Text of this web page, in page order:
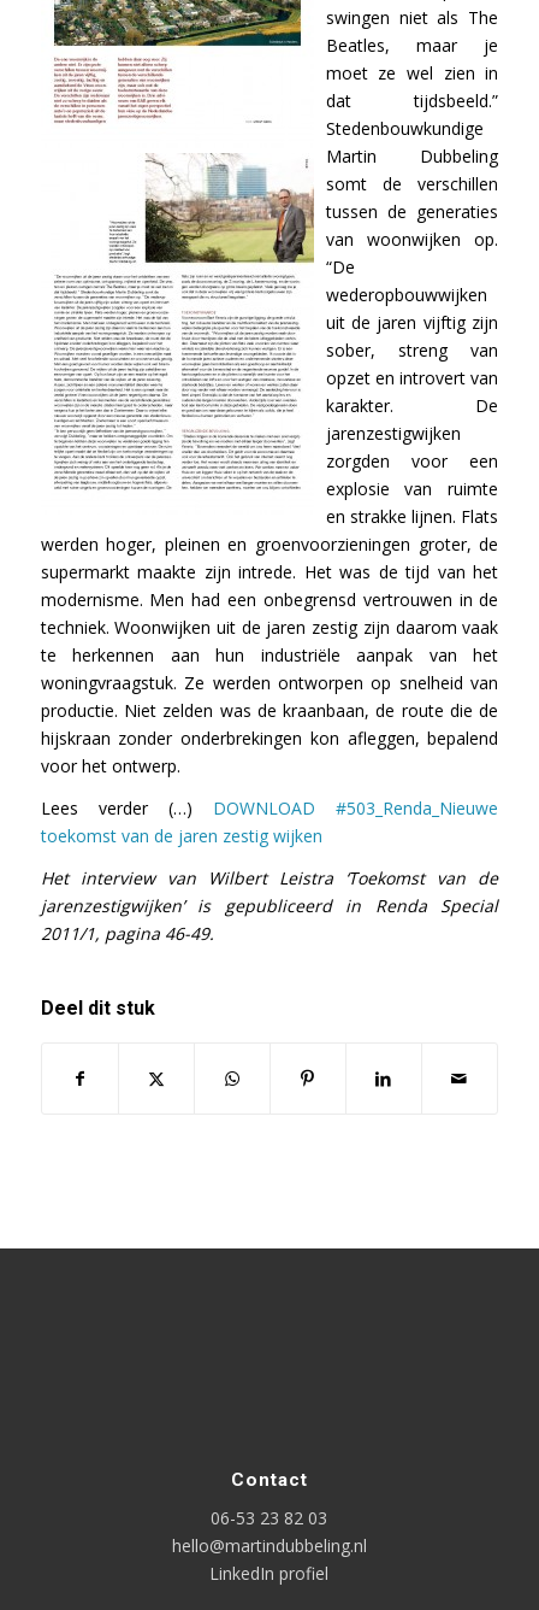
swingen niet als The
Beatles, maar je
moet ze wel zien in
dat tijdsbeeld.”
Stedenbouwkundige
Martin Dubbeling
somt de verschillen
tussen de generaties
van woonwijken op.
“De
wederopbouwwijken
uit de jaren vijftig zijn
sober, streng van
opzet en introvert van
karakter. De
jarenzestigwijken
zorgden voor een
explosie van ruimte
en strakke lijnen. Flats
werden hoger, pleinen en groenvoorzieningen groter, de
supermarkt maakte zijn intrede. Het was de tijd van het
modernisme. Men had een onbegrensd vertrouwen in de
techniek. Woonwijken uit de jaren zestig zijn daarom vaak
te herkennen aan hun industriële aanpak van het
woningvraagstuk. Ze werden ontworpen op snelheid van
productie. Niet zelden was de kraanbaan, de route die de
hijskraan zonder onderbrekingen kon afleggen, bepalend
voor het ontwerp.
Lees verder (…) DOWNLOAD #503_Renda_Nieuwe
toekomst van de jaren zestig wijken
Het interview van Wilbert Leistra ‘Toekomst van de
jarenzestigwijken’ is gepubliceerd in Renda Special
2011/1, pagina 46-49.
Deel dit stuk
Contact
06-53 23 82 03
hello@martindubbeling.nl
LinkedIn profiel